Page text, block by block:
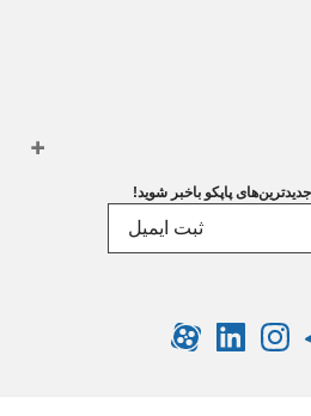
پاپکو باخبر شوید!
ثبت ایمیل